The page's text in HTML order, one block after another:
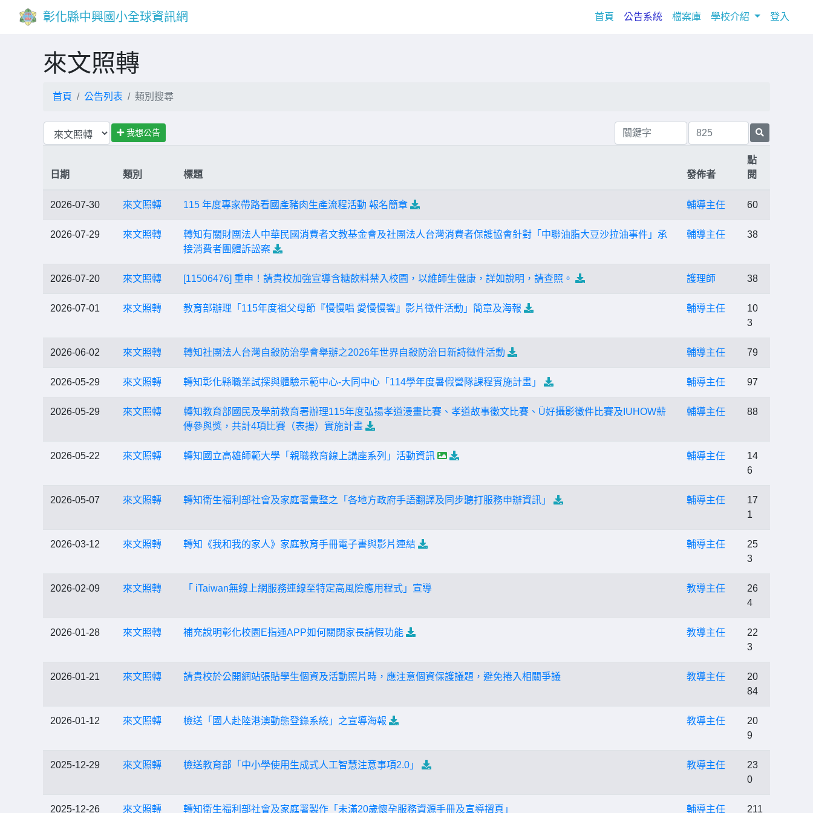
彰化縣中興國小全球資訊網 首頁 (current)
公告系統 檔案庫 學校介紹 登入
來文照轉
首頁 公告列表 類別搜尋
我想公告
日期 類別 標題 發佈者
點
閱
2026-07-30 來文照轉 115 年度專家帶路看國產豬肉生產流程活動 報名簡章 輔導主任 60
2026-07-29 來文照轉
轉知有關財團法人中華民國消費者文教基金會及社團法人台灣消費者保護協會針對「中聯油脂大豆沙拉油事件」承
接消費者團體訴訟案
輔導主任 38
2026-07-20 來文照轉 [11506476] 重申！請貴校加強宣導含糖飲料禁入校園，以維師生健康，詳如說明，請查照。 護理師 38
2026-07-01 來文照轉 教育部辦理「115年度祖父母節『慢慢唱 愛慢慢響』影片徵件活動」簡章及海報 輔導主任
10
3
2026-06-02 來文照轉 轉知社團法人台灣自殺防治學會舉辦之2026年世界自殺防治日新詩徵件活動 輔導主任 79
2026-05-29 來文照轉 轉知彰化縣職業試探與體驗示範中心-大同中心「114學年度暑假營隊課程實施計畫」 輔導主任 97
2026-05-29 來文照轉
轉知教育部國民及學前教育署辦理115年度弘揚孝道漫畫比賽、孝道故事徵文比賽、Ü好攝影徵件比賽及IUHOW薪
傳參與獎，共計4項比賽（表揚）實施計畫
輔導主任 88
2026-05-22 來文照轉 轉知國立高雄師範大學「親職教育線上講座系列」活動資訊 輔導主任
14
6
2026-05-07 來文照轉 轉知衛生福利部社會及家庭署彙整之「各地方政府手語翻譯及同步聽打服務申辦資訊」 輔導主任
17
1
2026-03-12 來文照轉 轉知《我和我的家人》家庭教育手冊電子書與影片連結 輔導主任
25
3
2026-02-09 來文照轉 「 iTaiwan無線上網服務連線至特定高風險應用程式」宣導 教導主任
26
4
2026-01-28 來文照轉 補充說明彰化校園E指通APP如何關閉家長請假功能 教導主任
22
3
2026-01-21 來文照轉 請貴校於公開網站張貼學生個資及活動照片時，應注意個資保護議題，避免捲入相關爭議 教導主任
20
84
2026-01-12 來文照轉 檢送「國人赴陸港澳動態登錄系統」之宣導海報 教導主任
20
9
2025-12-29 來文照轉 檢送教育部「中小學使用生成式人工智慧注意事項2.0」 教導主任
23
0
2025-12-26 來文照轉 轉知衛生福利部社會及家庭署製作「未滿20歲懷孕服務資源手冊及宣導摺頁」 輔導主任 211